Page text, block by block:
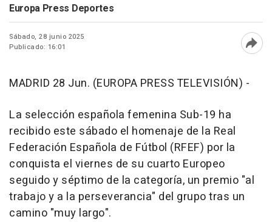
Europa Press Deportes
Sábado, 28 junio 2025
Publicado: 16:01
MADRID 28 Jun. (EUROPA PRESS TELEVISIÓN) -
La selección española femenina Sub-19 ha
recibido este sábado el homenaje de la Real
Federación Española de Fútbol (RFEF) por la
conquista el viernes de su cuarto Europeo
seguido y séptimo de la categoría, un premio "al
trabajo y a la perseverancia" del grupo tras un
camino "muy largo".